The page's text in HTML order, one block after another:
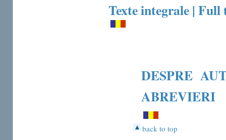
Texte integrale | Full
DESPRE
ABREVIERI
back to top